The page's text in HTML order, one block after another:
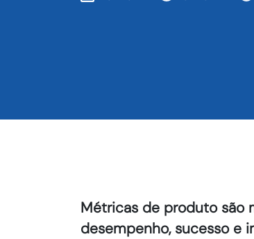
Métricas de produto são
desempenho, sucesso e